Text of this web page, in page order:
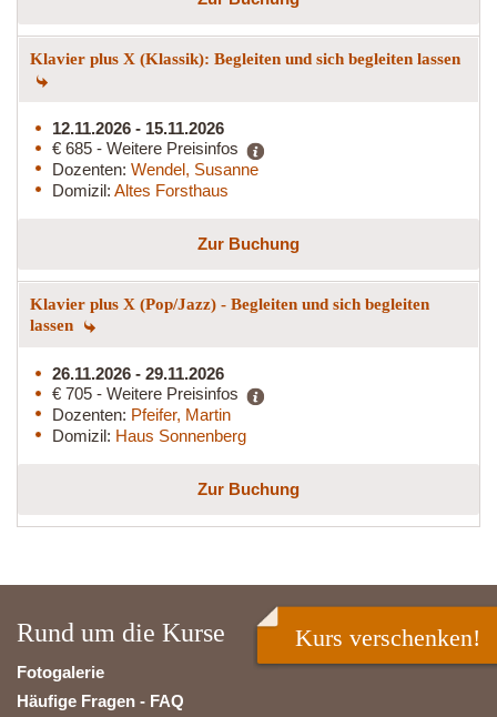
Klavier plus X (Klassik): Begleiten und sich begleiten lassen
12.11.2026 - 15.11.2026
€ 685 - Weitere Preisinfos
Dozenten: Wendel, Susanne
Domizil: Altes Forsthaus
Zur Buchung
Klavier plus X (Pop/Jazz) - Begleiten und sich begleiten
lassen
26.11.2026 - 29.11.2026
€ 705 - Weitere Preisinfos
Dozenten: Pfeifer, Martin
Domizil: Haus Sonnenberg
Zur Buchung
Rund um die Kurse
Fotogalerie
Häufige Fragen - FAQ
Kurs verschenken!